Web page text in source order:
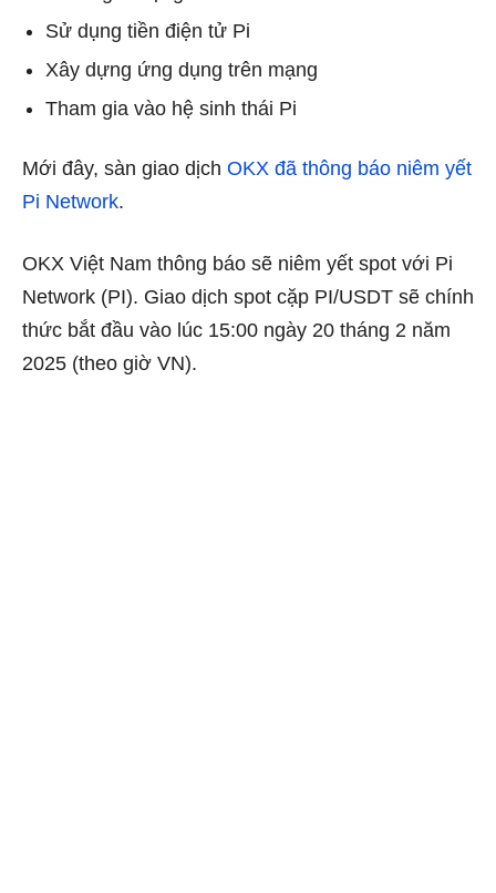
Sử dụng tiền điện tử Pi
Xây dựng ứng dụng trên mạng
Tham gia vào hệ sinh thái Pi
Mới đây, sàn giao dịch OKX đã thông báo niêm yết
Pi Network.
OKX Việt Nam thông báo sẽ niêm yết spot với Pi
Network (PI). Giao dịch spot cặp PI/USDT sẽ chính
thức bắt đầu vào lúc 15:00 ngày 20 tháng 2 năm
2025 (theo giờ VN).